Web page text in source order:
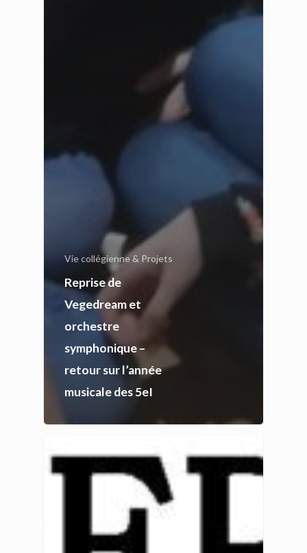
Vie collégienne & Projets
Reprise de
Vegedream et
orchestre
symphonique –
retour sur l’année
musicale des 5eI